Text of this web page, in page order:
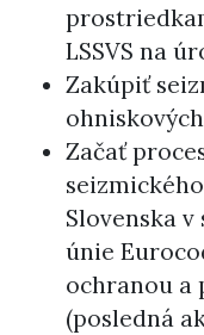
LSSVS na
Zakúpiť
Začať
Slovenska
únie
ochranou a
(posledná